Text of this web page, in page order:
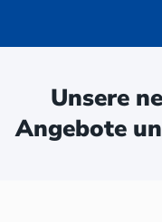
Unsere
Angebote